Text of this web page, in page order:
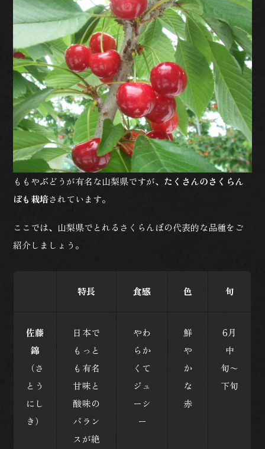
ももやぶどうが有名な山梨県ですが、 たくさんのさくらん
ぼも栽培されています。
ここでは、山梨県でとれるさくらんぼの代表的な品種をご
紹介しましょう。
特長 食感 色 旬
佐藤
錦
（さ
とう
にし
き）
日本で
もっと
も有名
甘味と
酸味の
バラン
スが絶
やわ
らか
くて
ジュ
ーシ
ー
鮮
や
か
な
赤
6月
中
旬〜
下旬